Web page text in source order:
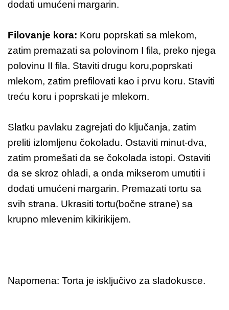
dodati umućeni margarin.
Filovanje kora: Koru poprskati sa mlekom,
zatim premazati sa polovinom I fila, preko njega
polovinu II fila. Staviti drugu koru,poprskati
mlekom, zatim prefilovati kao i prvu koru. Staviti
treću koru i poprskati je mlekom.
Slatku pavlaku zagrejati do ključanja, zatim
preliti izlomljenu čokoladu. Ostaviti minut-dva,
zatim promešati da se čokolada istopi. Ostaviti
da se skroz ohladi, a onda mikserom umutiti i
dodati umućeni margarin. Premazati tortu sa
svih strana. Ukrasiti tortu(bočne strane) sa
krupno mlevenim kikirikijem.
Napomena: Torta je isključivo za sladokusce.